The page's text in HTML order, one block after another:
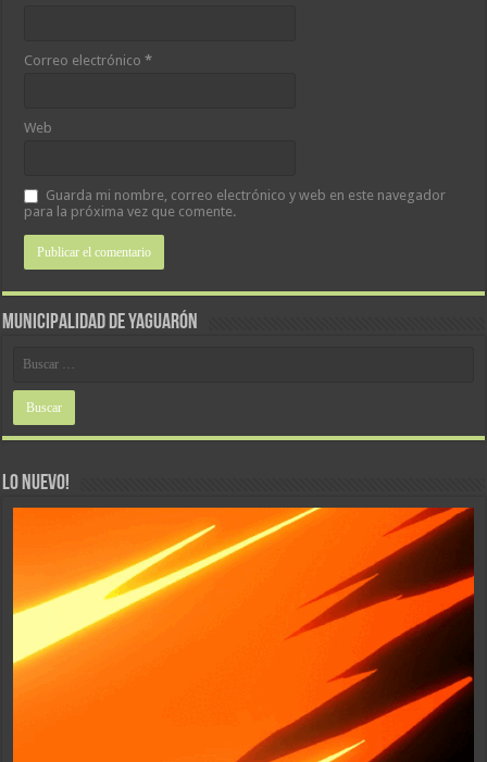
Correo electrónico*
Web
Guarda mi nombre, correo electrónico y web en este navegador
para la próxima vez que comente.
MUNICIPALIDAD DE YAGUARÓN
LO NUEVO!